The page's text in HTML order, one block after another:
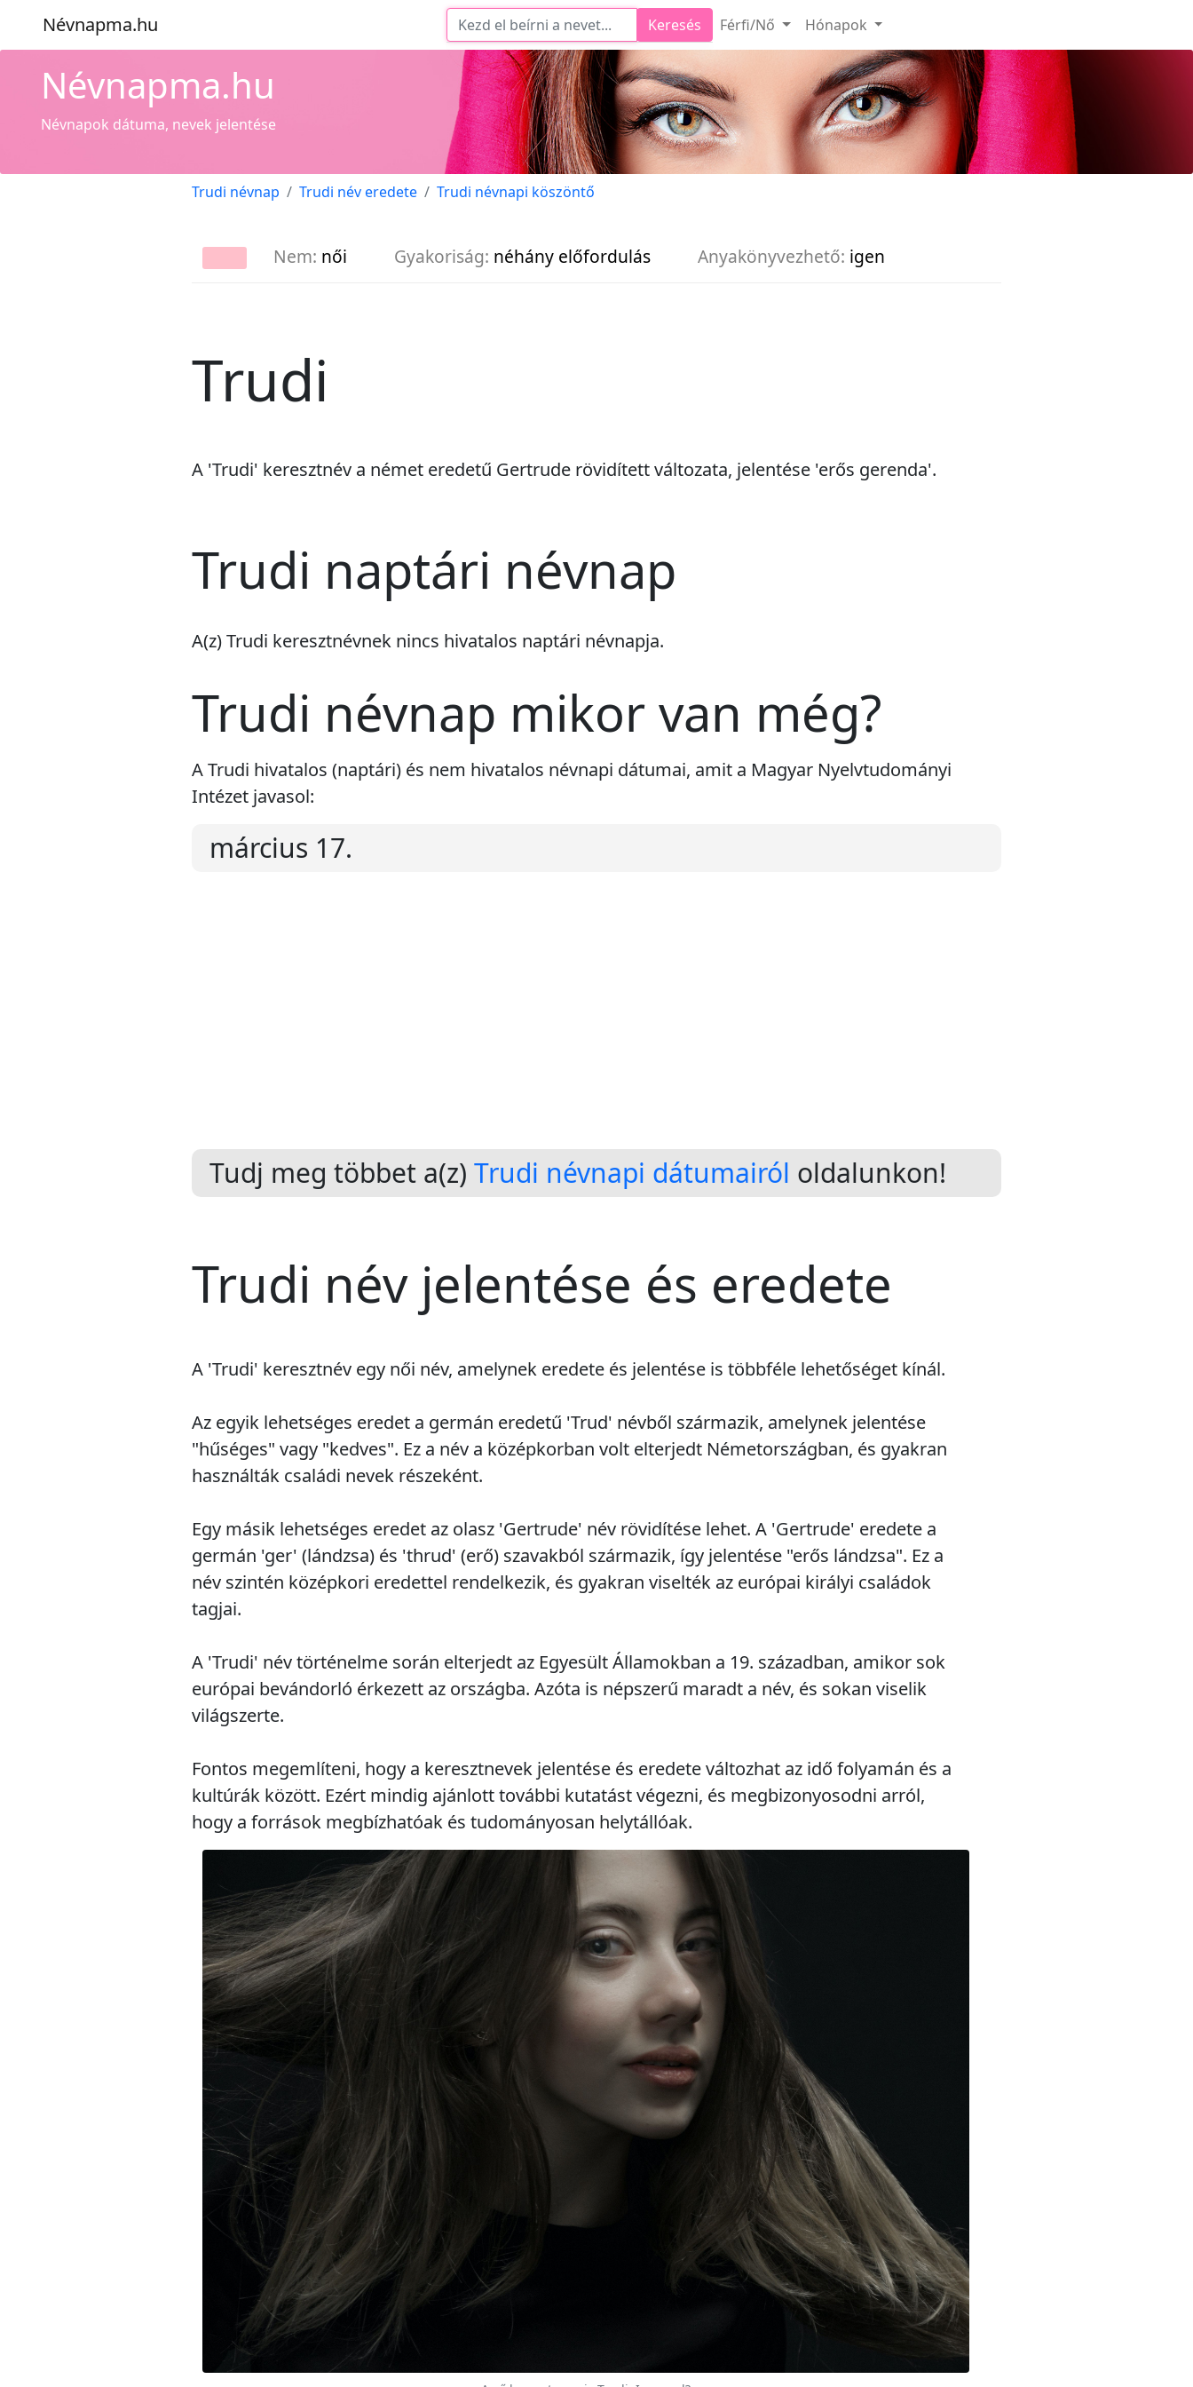
Névnapma.hu Keresés Férfi/Nő Hónapok
Névnapma.hu
Névnapok dátuma, nevek jelentése
Trudi névnap Trudi név eredete Trudi névnapi köszöntő
Nem: női Gyakoriság: néhány előfordulás Anyakönyvezhető: igen
Trudi
A 'Trudi' keresztnév a német eredetű Gertrude rövidített változata, jelentése 'erős gerenda'.
Trudi naptári névnap
A(z) Trudi keresztnévnek nincs hivatalos naptári névnapja.
Trudi névnap mikor van még?
A Trudi hivatalos (naptári) és nem hivatalos névnapi dátumai, amit a Magyar Nyelvtudományi
Intézet javasol:
március 17.
Tudj meg többet a(z) Trudi névnapi dátumairól oldalunkon!
Trudi név jelentése és eredete
A 'Trudi' keresztnév egy női név, amelynek eredete és jelentése is többféle lehetőséget kínál.
Az egyik lehetséges eredet a germán eredetű 'Trud' névből származik, amelynek jelentése
"hűséges" vagy "kedves". Ez a név a középkorban volt elterjedt Németországban, és gyakran
használták családi nevek részeként.
Egy másik lehetséges eredet az olasz 'Gertrude' név rövidítése lehet. A 'Gertrude' eredete a
germán 'ger' (lándzsa) és 'thrud' (erő) szavakból származik, így jelentése "erős lándzsa". Ez a
név szintén középkori eredettel rendelkezik, és gyakran viselték az európai királyi családok
tagjai.
A 'Trudi' név történelme során elterjedt az Egyesült Államokban a 19. században, amikor sok
európai bevándorló érkezett az országba. Azóta is népszerű maradt a név, és sokan viselik
világszerte.
Fontos megemlíteni, hogy a keresztnevek jelentése és eredete változhat az idő folyamán és a
kultúrák között. Ezért mindig ajánlott további kutatást végezni, és megbizonyosodni arról,
hogy a források megbízhatóak és tudományosan helytállóak.